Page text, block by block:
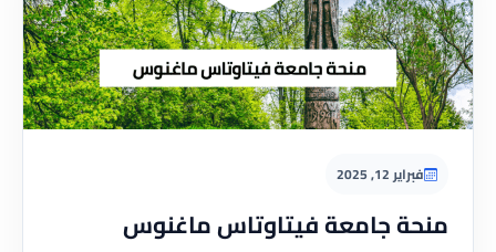
فبراير 12, 2025
منحة جامعة فيتاوتاس ماغنوس